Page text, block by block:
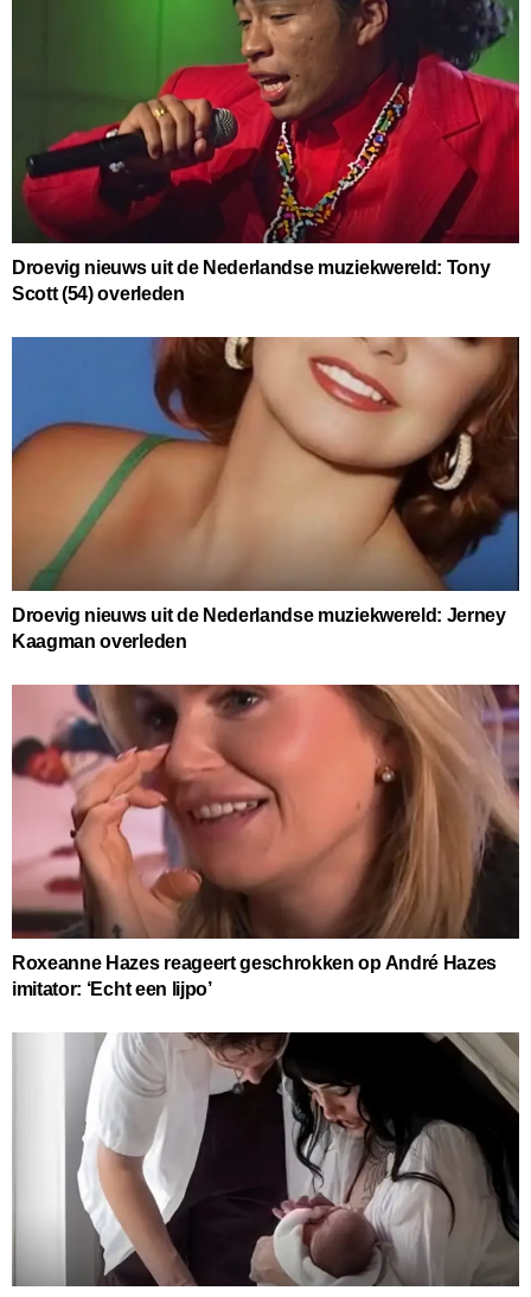
Droevig nieuws uit de Nederlandse muziekwereld: Tony
Scott (54) overleden
Droevig nieuws uit de Nederlandse muziekwereld: Jerney
Kaagman overleden
Roxeanne Hazes reageert geschrokken op André Hazes
imitator: ‘Echt een lijpo’